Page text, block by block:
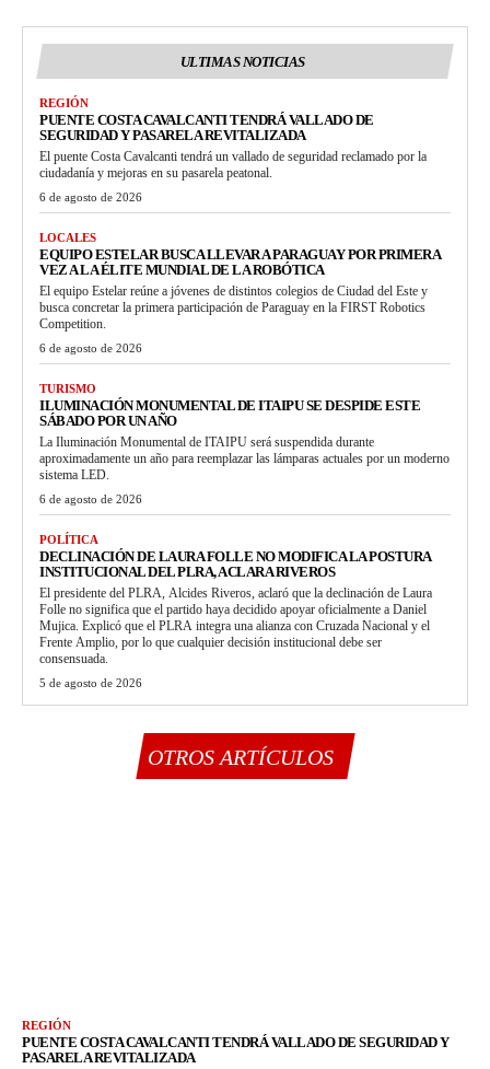
ULTIMAS NOTICIAS
REGIÓN
PUENTE COSTA CAVALCANTI TENDRÁ VALLADO DE
SEGURIDAD Y PASARELA REVITALIZADA
El puente Costa Cavalcanti tendrá un vallado de seguridad reclamado por la
ciudadanía y mejoras en su pasarela peatonal.
6 de agosto de 2026
LOCALES
EQUIPO ESTELAR BUSCA LLEVAR A PARAGUAY POR PRIMERA
VEZ A LA ÉLITE MUNDIAL DE LA ROBÓTICA
El equipo Estelar reúne a jóvenes de distintos colegios de Ciudad del Este y
busca concretar la primera participación de Paraguay en la FIRST Robotics
Competition.
6 de agosto de 2026
TURISMO
ILUMINACIÓN MONUMENTAL DE ITAIPU SE DESPIDE ESTE
SÁBADO POR UN AÑO
La Iluminación Monumental de ITAIPU será suspendida durante
aproximadamente un año para reemplazar las lámparas actuales por un moderno
sistema LED.
6 de agosto de 2026
POLÍTICA
DECLINACIÓN DE LAURA FOLLE NO MODIFICA LA POSTURA
INSTITUCIONAL DEL PLRA, ACLARA RIVEROS
El presidente del PLRA, Alcides Riveros, aclaró que la declinación de Laura
Folle no significa que el partido haya decidido apoyar oficialmente a Daniel
Mujica. Explicó que el PLRA integra una alianza con Cruzada Nacional y el
Frente Amplio, por lo que cualquier decisión institucional debe ser
consensuada.
5 de agosto de 2026
OTROS ARTÍCULOS
REGIÓN
PUENTE COSTA CAVALCANTI TENDRÁ VALLADO DE SEGURIDAD Y
PASARELA REVITALIZADA